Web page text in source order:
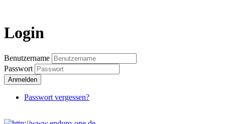
Login
Benutzername
Passwort
Anmelden
Passwort vergessen?